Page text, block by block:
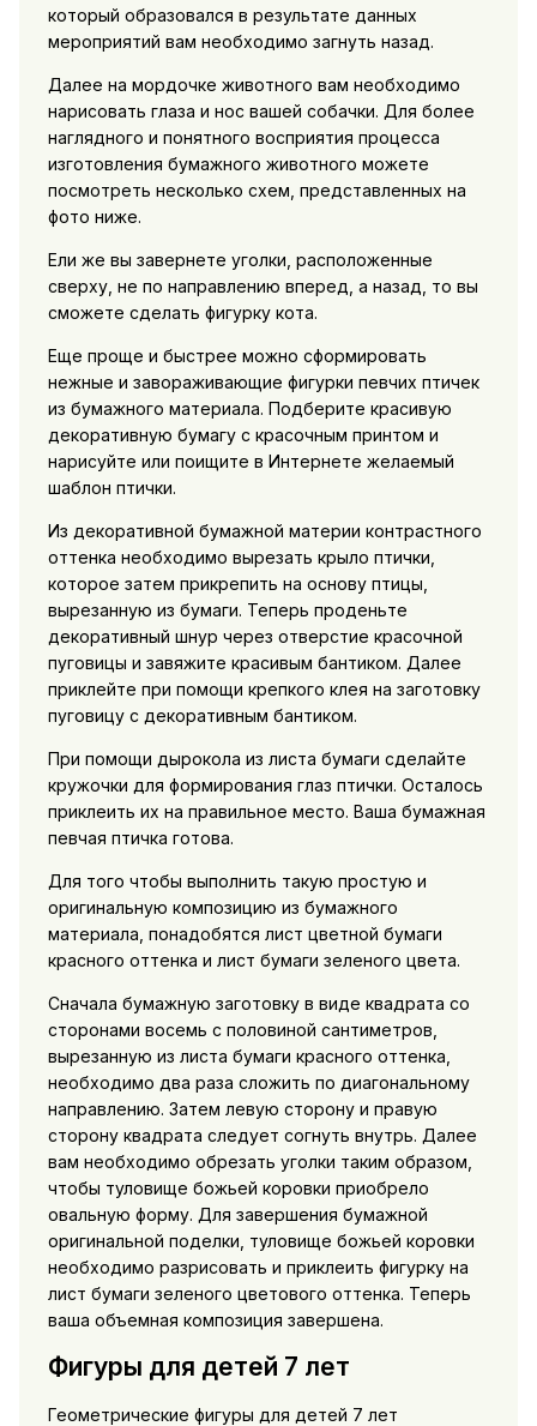
который образовался в результате данных
мероприятий вам необходимо загнуть назад.
Далее на мордочке животного вам необходимо
нарисовать глаза и нос вашей собачки. Для более
наглядного и понятного восприятия процесса
изготовления бумажного животного можете
посмотреть несколько схем, представленных на
фото ниже.
Ели же вы завернете уголки, расположенные
сверху, не по направлению вперед, а назад, то вы
сможете сделать фигурку кота.
Еще проще и быстрее можно сформировать
нежные и завораживающие фигурки певчих птичек
из бумажного материала. Подберите красивую
декоративную бумагу с красочным принтом и
нарисуйте или поищите в Интернете желаемый
шаблон птички.
Из декоративной бумажной материи контрастного
оттенка необходимо вырезать крыло птички,
которое затем прикрепить на основу птицы,
вырезанную из бумаги. Теперь проденьте
декоративный шнур через отверстие красочной
пуговицы и завяжите красивым бантиком. Далее
приклейте при помощи крепкого клея на заготовку
пуговицу с декоративным бантиком.
При помощи дырокола из листа бумаги сделайте
кружочки для формирования глаз птички. Осталось
приклеить их на правильное место. Ваша бумажная
певчая птичка готова.
Для того чтобы выполнить такую простую и
оригинальную композицию из бумажного
материала, понадобятся лист цветной бумаги
красного оттенка и лист бумаги зеленого цвета.
Сначала бумажную заготовку в виде квадрата со
сторонами восемь с половиной сантиметров,
вырезанную из листа бумаги красного оттенка,
необходимо два раза сложить по диагональному
направлению. Затем левую сторону и правую
сторону квадрата следует согнуть внутрь. Далее
вам необходимо обрезать уголки таким образом,
чтобы туловище божьей коровки приобрело
овальную форму. Для завершения бумажной
оригинальной поделки, туловище божьей коровки
необходимо разрисовать и приклеить фигурку на
лист бумаги зеленого цветового оттенка. Теперь
ваша объемная композиция завершена.
Фигуры для детей 7 лет
Геометрические фигуры для детей 7 лет